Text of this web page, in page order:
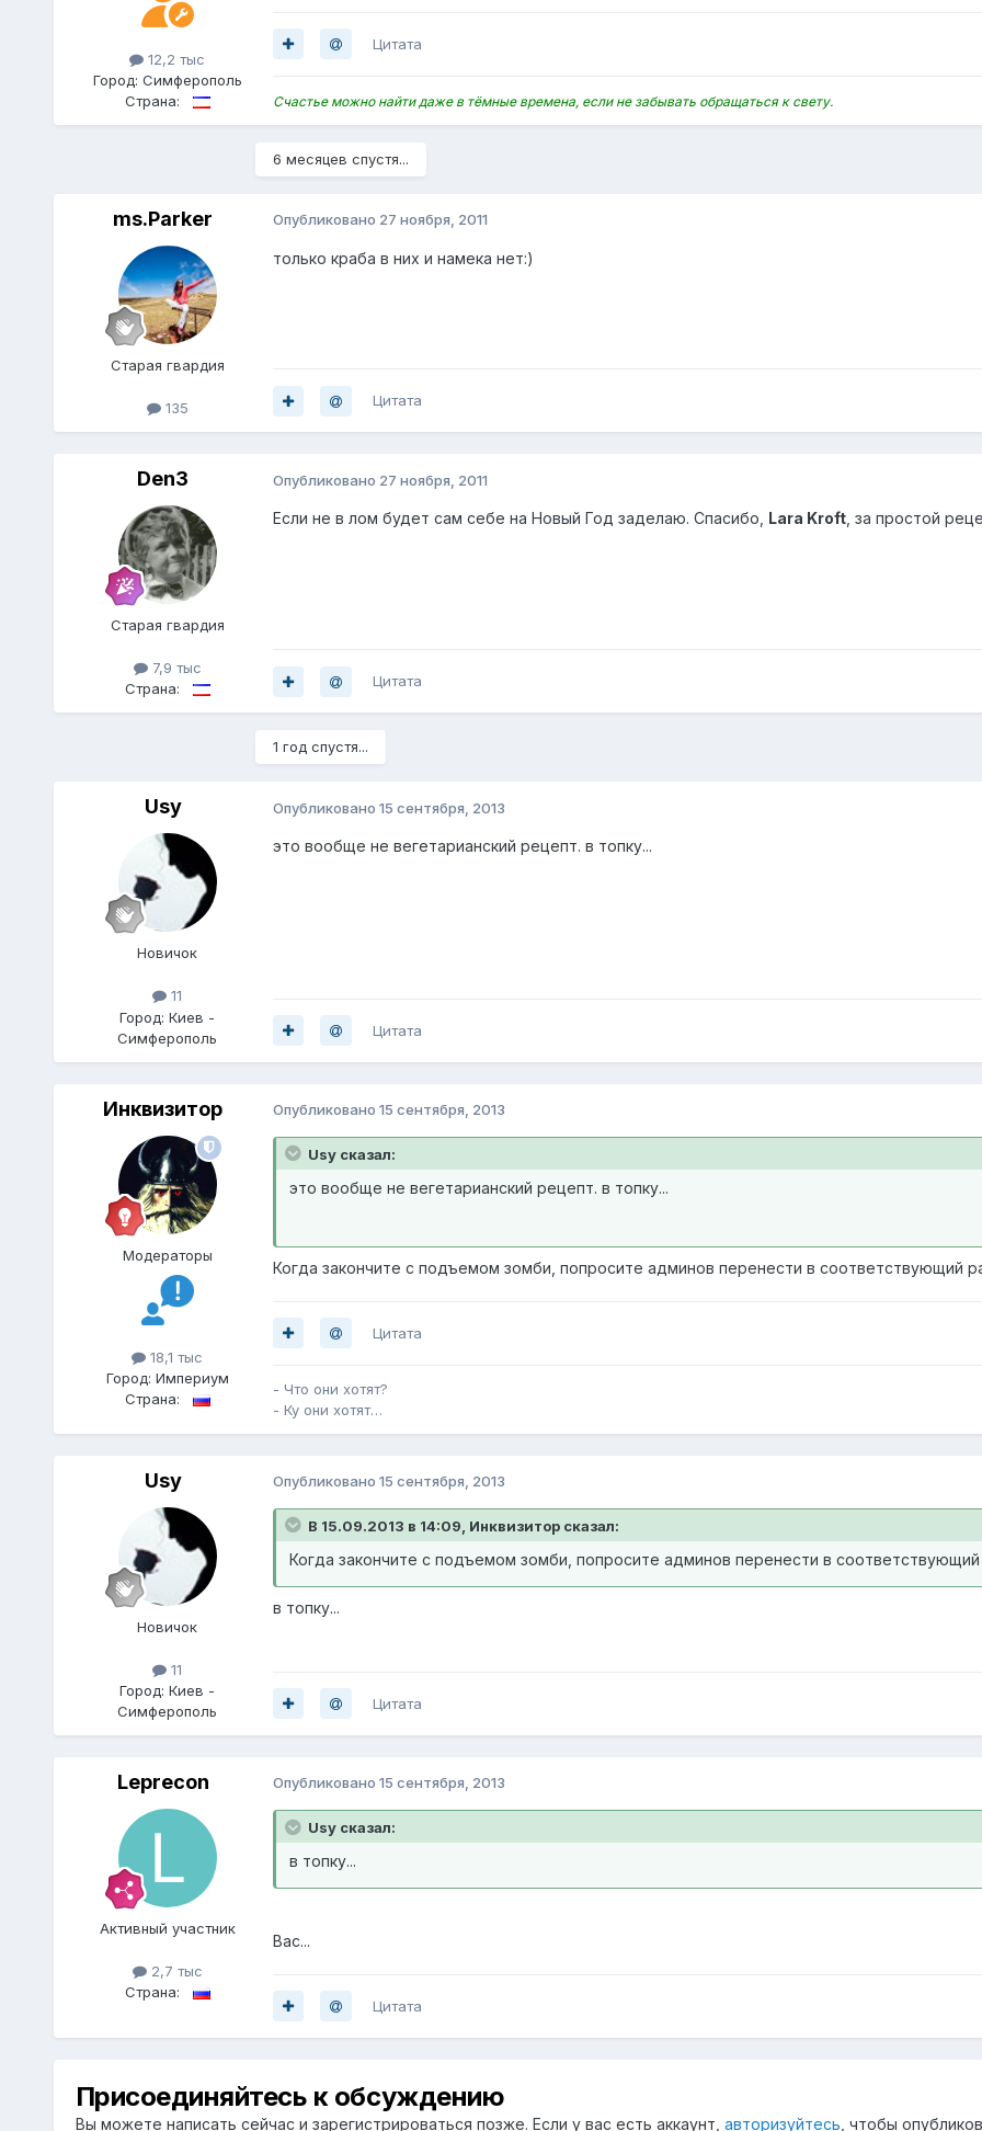
12,2 тыс
Город: Симферополь
Страна:
Цитата
Счастье можно найти даже в тёмные времена, если не забывать обращаться к свету.
6 месяцев спустя...
ms.Parker
Старая гвардия
135
Опубликовано 27 ноября, 2011
только краба в них и намека нет:)
Цитата
Den3
Старая гвардия
7,9 тыс
Страна:
Опубликовано 27 ноября, 2011
Если не в лом будет сам себе на Новый Год заделаю. Спасибо, Lara Kroft, за простой
Цитата
1 год спустя...
Usy
Новичок
11
Город:Киев -
Симферополь
Опубликовано 15 сентября, 2013
это вообще не вегетарианский рецепт. в топку...
Цитата
Инквизитор
Модераторы
18,1 тыс
Город: Империум
Страна:
Опубликовано 15 сентября, 2013
Usy сказал:
это вообще не вегетарианский рецепт. в топку...
Когда закончите с подъемом зомби, попросите админов перенести в соответствующий
Цитата
- Что они хотят?
- Ку они хотят…
Usy
Новичок
11
Город:Киев -
Симферополь
Опубликовано 15 сентября, 2013
В 15.09.2013 в 14:09, Инквизитор сказал:
Когда закончите с подъемом зомби, попросите админов перенести в соответствующий
в топку...
Цитата
Leprecon
Активный участник
2,7 тыс
Страна:
Опубликовано 15 сентября, 2013
Usy сказал:
в топку...
Вас...
Цитата
Присоединяйтесь к обсуждению
Вы можете написать сейчас и зарегистрироваться позже. Если у вас есть аккаунт, авторизуйтесь , чтобы